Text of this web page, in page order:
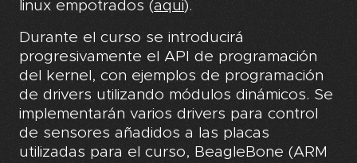
linux empotrados (aqui).
Durante el curso se introducirá
progresivamente el API de programación
del kernel, con ejemplos de programación
de drivers utilizando módulos dinámicos. Se
implementarán varios drivers para control
de sensores añadidos a las placas
utilizadas para el curso, BeagleBone (ARM